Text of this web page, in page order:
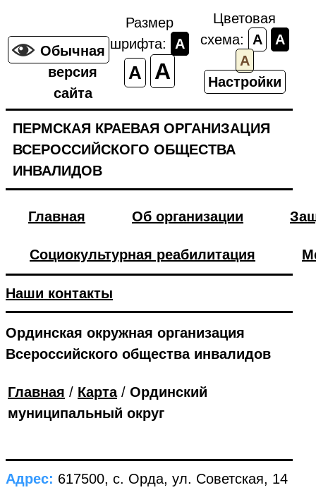
Обычная
версия
сайта
Размер
шрифта:
A
A A
Цветовая
схема:
A
A
A
Настройки
ПЕРМСКАЯ КРАЕВАЯ ОРГАНИЗАЦИЯ
ВСЕРОССИЙСКОГО ОБЩЕСТВА
ИНВАЛИДОВ
Главная Об организации
Социокультурная реабилитация
Наши контакты
Ординская окружная организация
Всероссийского общества инвалидов
Главная / Карта/ Ординский
муниципальный округ
Адрес: 617500, с. Орда, ул. Советская, 14